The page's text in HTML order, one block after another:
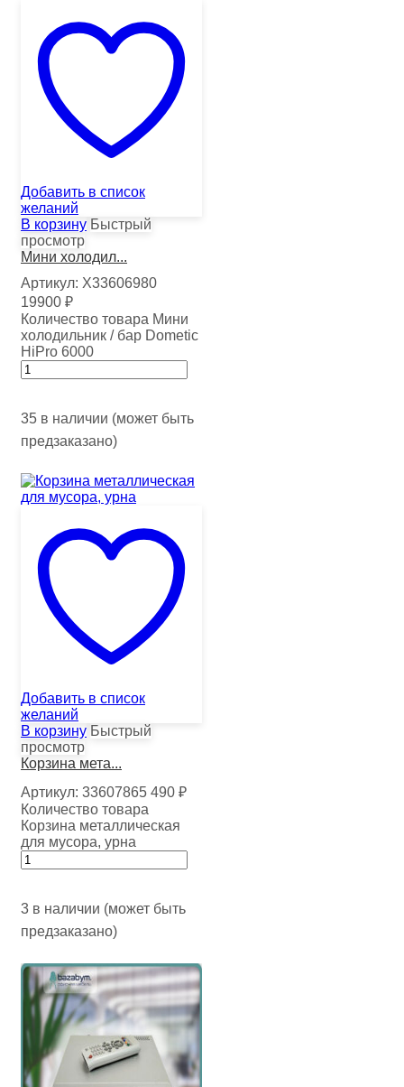
Добавить в список
желаний
В корзину Быстрый
просмотр
Мини холодил...
Артикул: Х33606980
19900 ₽
Количество товара Мини
холодильник / бар Dometic
HiPro 6000
35 в наличии (может быть
предзаказано)
Добавить в список
желаний
В корзину Быстрый
просмотр
Корзина мета...
Артикул: 33607865 490 ₽
Количество товара
Корзина металлическая
для мусора, урна
3 в наличии (может быть
предзаказано)